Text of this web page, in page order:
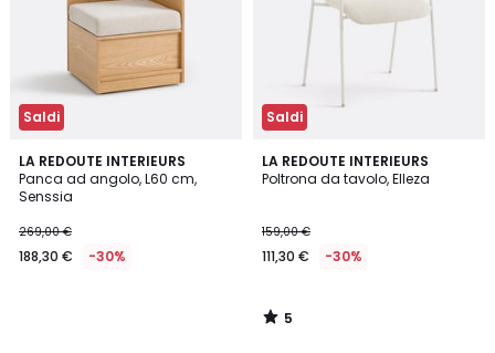
Saldi
LA REDOUTE INTERIEURS
Panca ad angolo, L60 cm,
Senssia
269,00 €
188,30 € -30%
Saldi
LA REDOUTE INTERIEURS
Poltrona da tavolo, Elleza
159,00 €
111,30 € -30%
5
/
5
/